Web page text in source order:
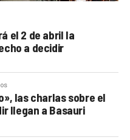
el 2 de abril la
a decidir
las charlas sobre el
llegan a Basauri